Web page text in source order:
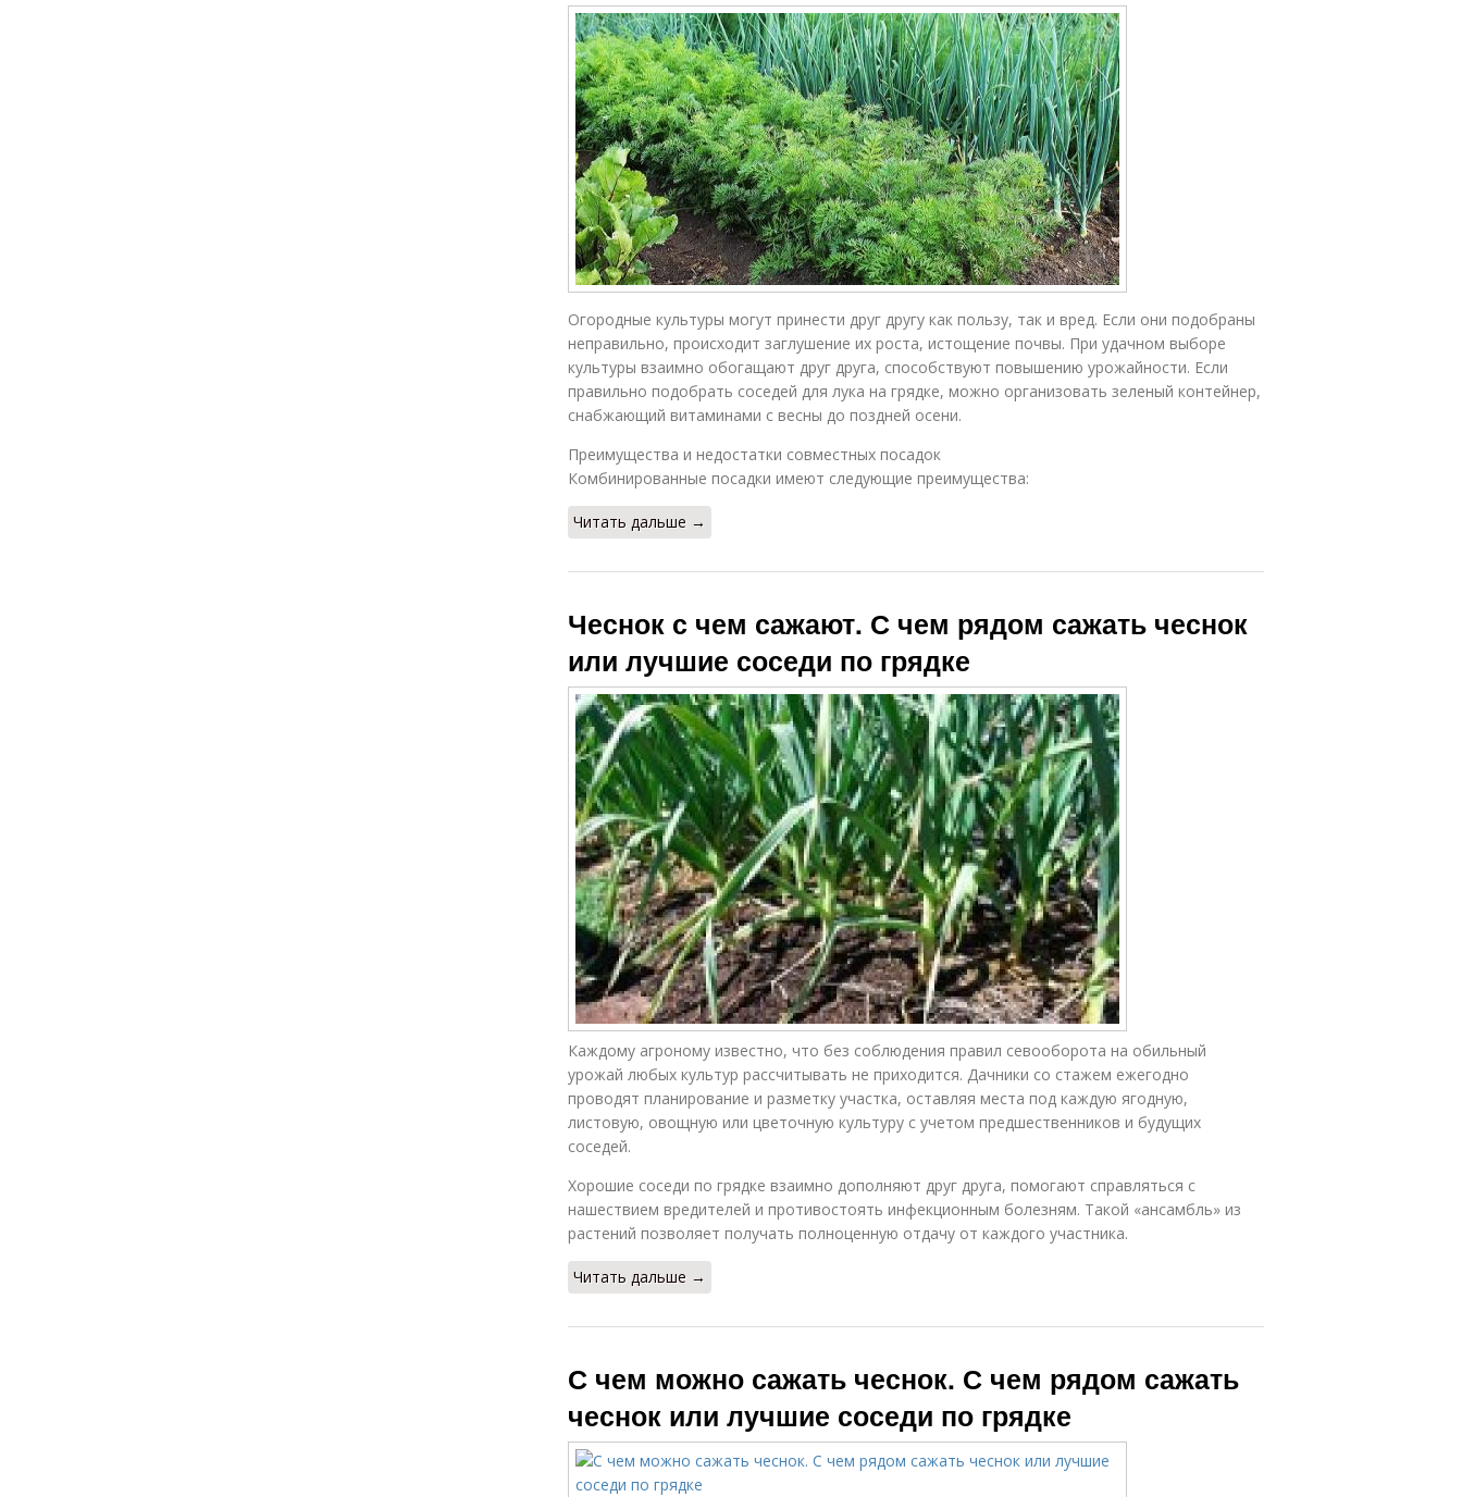
Огородные культуры могут принести друг другу как пользу, так и вред. Если они подобраны
неправильно, происходит заглушение их роста, истощение почвы. При удачном выборе
культуры взаимно обогащают друг друга, способствуют повышению урожайности. Если
правильно подобрать соседей для лука на грядке, можно организовать зеленый контейнер,
снабжающий витаминами с весны до поздней осени.
Преимущества и недостатки совместных посадок
Комбинированные посадки имеют следующие преимущества:
Читать дальше →
Чеснок с чем сажают. С чем рядом сажать чеснок
или лучшие соседи по грядке
Каждому агроному известно, что без соблюдения правил севооборота на обильный
урожай любых культур рассчитывать не приходится. Дачники со стажем ежегодно
проводят планирование и разметку участка, оставляя места под каждую ягодную,
листовую, овощную или цветочную культуру с учетом предшественников и будущих
соседей.
Хорошие соседи по грядке взаимно дополняют друг друга, помогают справляться с
нашествием вредителей и противостоять инфекционным болезням. Такой «ансамбль» из
растений позволяет получать полноценную отдачу от каждого участника.
Читать дальше →
С чем можно сажать чеснок. С чем рядом сажать
чеснок или лучшие соседи по грядке